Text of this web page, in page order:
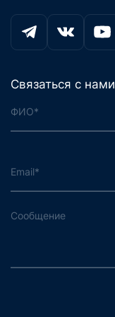
Связаться с нами